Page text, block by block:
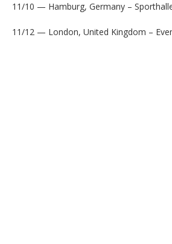
11/10 — Hamburg, Germany –
11/12 — London, United Kingdom –